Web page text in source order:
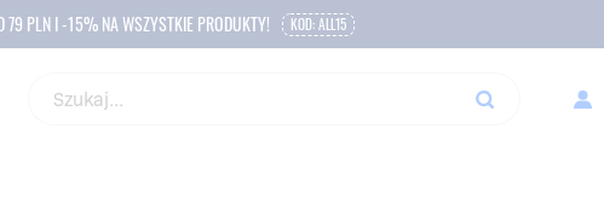
79 PLN I -15% NA WSZYSTKIE PRODUKTY! KOD: ALL15